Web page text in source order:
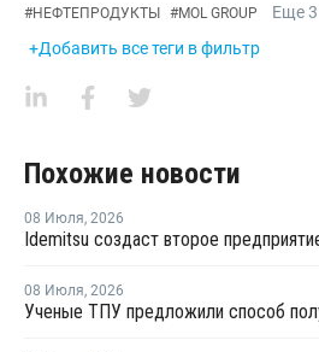
#НЕФТЕПРОДУКТЫ #MOL GROUP Еще3
+Добавить все теги в фильтр
Похожие новости
08 Июля, 2026
08 Июля, 2026